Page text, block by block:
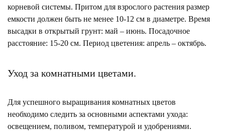
корневой системы. Притом для взрослого растения размер
емкости должен быть не менее 10-12 см в диаметре. Время
высадки в открытый грунт: май – июнь. Посадочное
расстояние: 15-20 см. Период цветения: апрель – октябрь.
Уход за комнатными цветами.
Для успешного выращивания комнатных цветов
необходимо следить за основными аспектами ухода:
освещением, поливом, температурой и удобрениями.